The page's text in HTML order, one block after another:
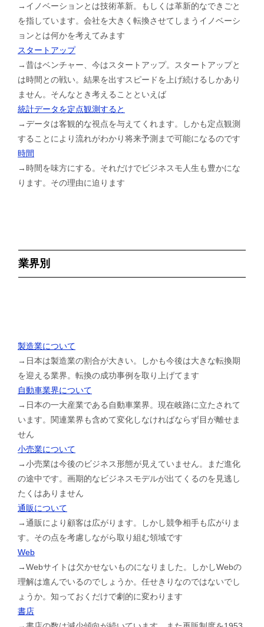
→イノベーションとは技術革新。もしくは革新的なできごと
を指しています。会社を大きく転換させてしまうイノベーシ
ョンとは何かを考えてみます
スタートアップ
→昔はベンチャー、今はスタートアップ。スタートアップと
は時間との戦い。結果を出すスピードを上げ続けるしかあり
ません。そんなとき考えることといえば
統計データを定点観測すると
→データは客観的な視点を与えてくれます。しかも定点観測
することにより流れがわかり将来予測まで可能になるのです
時間
→時間を味方にする。それだけでビジネスモ人生も豊かにな
ります。その理由に迫ります
業界別
製造業について
→日本は製造業の割合が大きい。しかも今後は大きな転換期
を迎える業界。転換の成功事例を取り上げてます
自動車業界について
→日本の一大産業である自動車業界。現在岐路に立たされて
います。関連業界も含めて変化しなければならず目が離せま
せん
小売業について
→小売業は今後のビジネス形態が見えていません。まだ進化
の途中です。画期的なビジネスモデルが出てくるのを見逃し
たくはありません
通販について
→通販により顧客は広がります。しかし競争相手も広がりま
す。その点を考慮しながら取り組む領域です
Web
→Webサイトは欠かせないものになりました。しかしWebの
理解は進んでいるのでしょうか。任せきりなのではないでし
ょうか。知っておくだけで劇的に変わります
書店